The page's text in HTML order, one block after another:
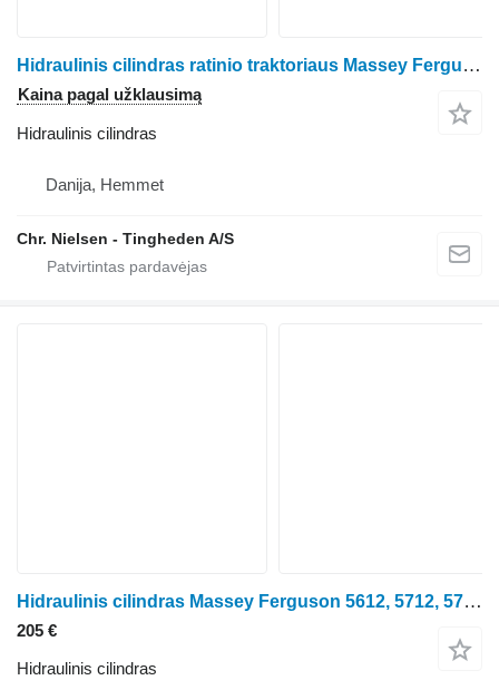
Hidraulinis cilindras ratinio traktoriaus Massey Ferguson 6260
Kaina pagal užklausimą
Hidraulinis cilindras
Danija, Hemmet
Chr. Nielsen - Tingheden A/S
Hidraulinis cilindras Massey Ferguson 5612, 5712, 5713, 5613 Levelling Box 4307017m91 4307017M91 ratinio traktoriaus Massey Ferguson 5612, 5712, 5713, 5613
205 €
Hidraulinis cilindras